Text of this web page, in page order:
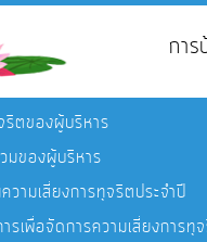
กา
ริตของผู้บริหาร
มของผู้บริหาร
วามเสี่ยงการทุจริตประจำปี
ารเพื่อจัดการความเสี่ยงการทุ